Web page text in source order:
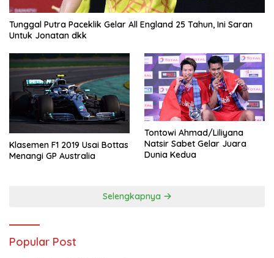
Tunggal Putra Paceklik Gelar All England 25 Tahun, Ini Saran
Untuk Jonatan dkk
Klasemen F1 2019 Usai Bottas
Menangi GP Australia
Tontowi Ahmad/Liliyana
Natsir Sabet Gelar Juara
Dunia Kedua
Selengkapnya
Popular Post